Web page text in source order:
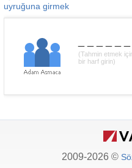
uyruğuna girmek
(Tahmin etmek
bir harf girin)
2009-2026 ©